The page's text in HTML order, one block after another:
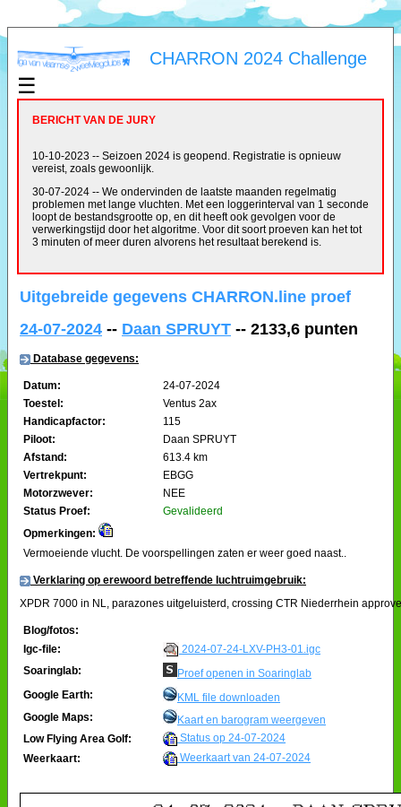
CHARRON 2024 Challenge
☰
BERICHT VAN DE JURY
10-10-2023 -- Seizoen 2024 is geopend. Registratie is opnieuw
vereist, zoals gewoonlijk.
30-07-2024 -- We ondervinden de laatste maanden regelmatig
problemen met lange vluchten. Met een loggerinterval van 1 seconde
loopt de bestandsgrootte op, en dit heeft ook gevolgen voor de
verwerkingstijd door het algoritme. Voor dit soort proeven kan het tot
3 minuten of meer duren alvorens het resultaat berekend is.
Uitgebreide gegevens CHARRON.line proef
24-07-2024 -- Daan SPRUYT -- 2133,6 punten
Database gegevens:
Datum:
24-07-2024
Toestel:
Ventus 2ax
Handicapfactor:
115
Piloot:
Daan SPRUYT
Afstand:
613.4 km
Vertrekpunt:
EBGG
Motorzwever:
NEE
Status Proef:
Gevalideerd
Opmerkingen:
Vermoeiende vlucht. De voorspellingen zaten er weer goed naast..
Verklaring op erewoord betreffende luchtruimgebruik:
XPDR 7000 in NL, parazones uitgeluisterd, crossing CTR Niederrhein
Blog/fotos:
Igc-file:
2024-07-24-LXV-PH3-01.igc
Soaringlab:
Proef openen in Soaringlab
Google Earth:
KML file downloaden
Google Maps:
Kaart en barogram weergeven
Low Flying Area Golf:
Status op 24-07-2024
Weerkaart:
Weerkaart van 24-07-2024